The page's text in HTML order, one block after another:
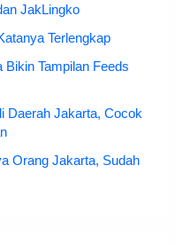
JakLingko
Terlengkap
Bikin Tampilan Feeds
Daerah Jakarta, Cocok
Orang Jakarta, Sudah